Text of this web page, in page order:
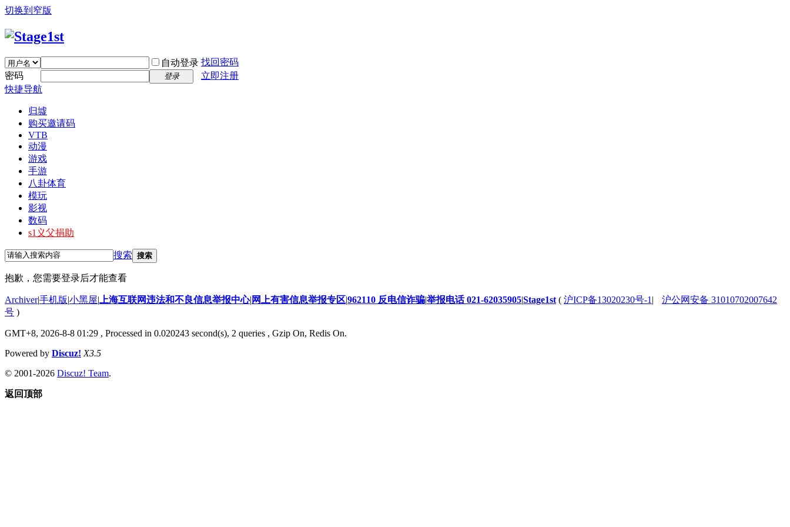
切换到窄版
自动登录 找回密码
密码
登录
立即注册
快捷导航
归墟
购买邀请码
VTB
动漫
游戏
手游
八卦体育
模玩
影视
数码
s1义父捐助
搜索 搜索
抱歉，您需要登录后才能查看
Archiver|手机版|小黑屋| 上海互联网违法和不良信息举报中心| 网上有害信息举报专区|962110 反电信诈骗|举报电话 021-62035905|Stage1st ( 沪ICP备13020230号-1 |
沪公网安备 31010702007642
号 )
GMT+8, 2026-8-8 01:29 , Processed in 0.020243 second(s), 2 queries , Gzip On, Redis On.
Powered by Discuz! X3.5
© 2001-2026 Discuz! Team.
返回顶部